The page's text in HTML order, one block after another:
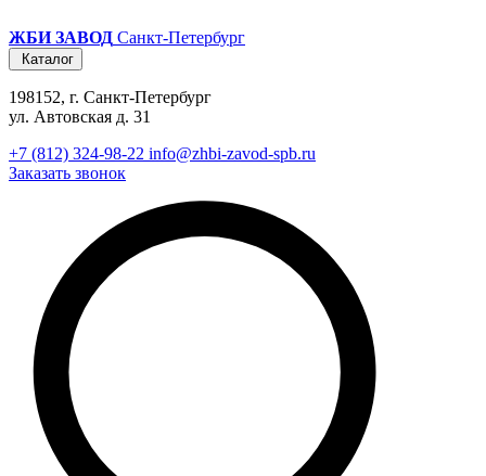
ЖБИ ЗАВОД Санкт-Петербург
Каталог
198152, г. Санкт-Петербург
ул. Автовская д. 31
+7 (812) 324-98-22 info@zhbi-zavod-spb.ru
Заказать звонок